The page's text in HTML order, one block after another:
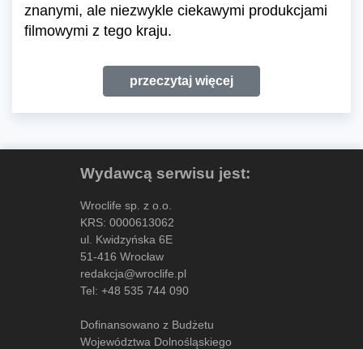
znanymi, ale niezwykle ciekawymi produkcjami
filmowymi z tego kraju.
przeczytaj więcej
Wydawcą serwisu jest:
Wroclife sp. z o.o.
KRS: 0000613062
ul. Kwidzyńska 6E
51-416 Wrocław
redakcja@wroclife.pl
Tel: +48 535 744 090
Dofinansowano z Budżetu
Województwa Dolnośląskiego